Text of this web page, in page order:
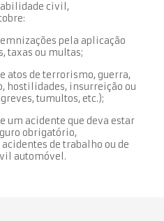
civil,
pela aplicação
taxas ou multas;
atos de terrorismo, guerra,
hostilidades, insurreição ou
tumultos, etc.);
um acidente que deva estar
obrigatório,
de trabalho ou de
automóvel.